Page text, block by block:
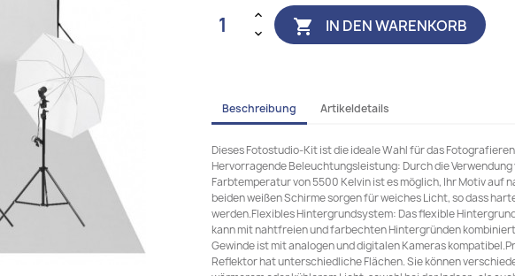
 IN DEN WARENKORB
Beschreibung Artikeldetails
Dieses Fotostudio-Kit ist die ideale Wahl für das
Hervorragende Beleuchtungsleistung: Durch die
Farbtemperatur von 5500 Kelvin ist es möglich, Ihr Motiv auf
beiden weißen Schirme sorgen für weiches Licht, so dass
werden.Flexibles Hintergrundsystem: Das flexible
kann mit nahtfreien und farbechten Hintergründen
Gewinde ist mit analogen und digitalen Kameras
Reflektor hat unterschiedliche Flächen. Sie können